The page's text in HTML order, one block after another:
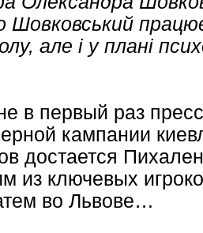
але і у плані
в первый раз
кампании
достается
из ключевых
во Львове…